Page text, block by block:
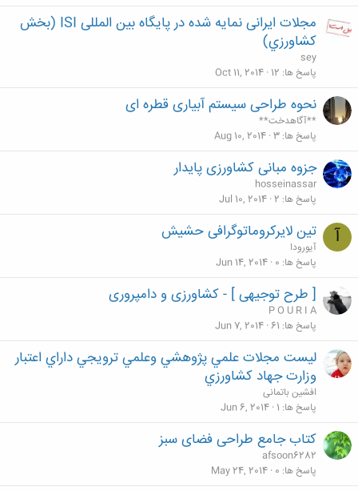
مجلات ایرانی نمايه شده در پايگاه بین المللی ISI (بخش
كشاورزي)
sey
پاسخ ها 12
Oct 11, 2014
نحوه طراحی سیستم آبیاری قطره ای
**آگاهدخت**
پاسخ ها 3
Aug 10, 2014
جزوه مبانی کشاورزی پایدار
hosseinassar
پاسخ ها 2
Jul 10, 2014
آ تین لایرکروماتوگرافی حشیش
آیورودا
پاسخ ها 0
Jun 14, 2014
[ طرح توجیهی ] - کشاورزی و دامپروری
P O U R I A
پاسخ ها 61
Jun 7, 2014
لیست مجلات علمي پژوهشي وعلمي ترويجي داراي اعتبار
وزارت جهاد كشاورزي
افشین باتمانی
پاسخ ها 1
Jun 6, 2014
کتاب جامع طراحی فضای سبز
afsoon6282
پاسخ ها 0
May 24, 2014